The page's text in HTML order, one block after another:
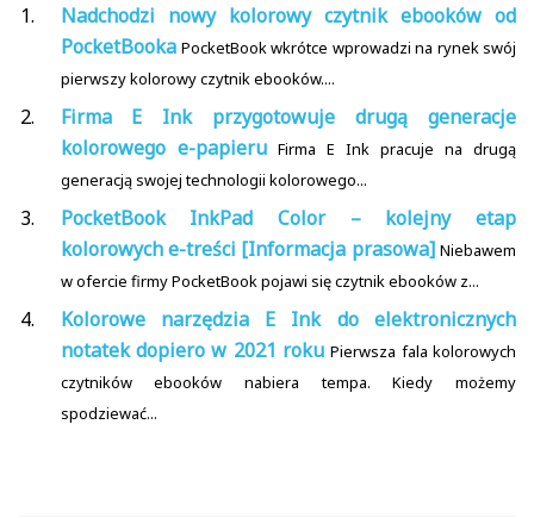
Nadchodzi nowy kolorowy czytnik ebooków od
PocketBooka PocketBook wkrótce wprowadzi na rynek swój
pierwszy kolorowy czytnik ebooków....
Firma E Ink przygotowuje drugą generacje
kolorowego e-papieru Firma E Ink pracuje na drugą
generacją swojej technologii kolorowego...
PocketBook InkPad Color – kolejny etap
kolorowych e-treści [Informacja prasowa] Niebawem
w ofercie firmy PocketBook pojawi się czytnik ebooków z...
Kolorowe narzędzia E Ink do elektronicznych
notatek dopiero w 2021 roku Pierwsza fala kolorowych
czytników ebooków nabiera tempa. Kiedy możemy
spodziewać...